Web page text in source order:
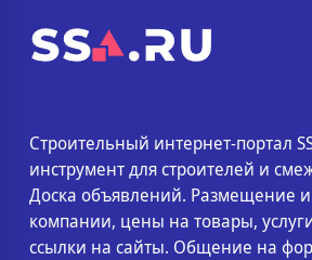
Строительный интернет-портал
инструмент для строителей и
Доска объявлений. Размещение
компании, цены на товары,
ссылки на сайты. Общение на